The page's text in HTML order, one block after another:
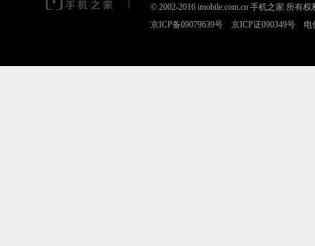
© 2002-2016 imobile.com.cn 手机之家 所有权
京ICP备09079639号 京ICP证090349号 电